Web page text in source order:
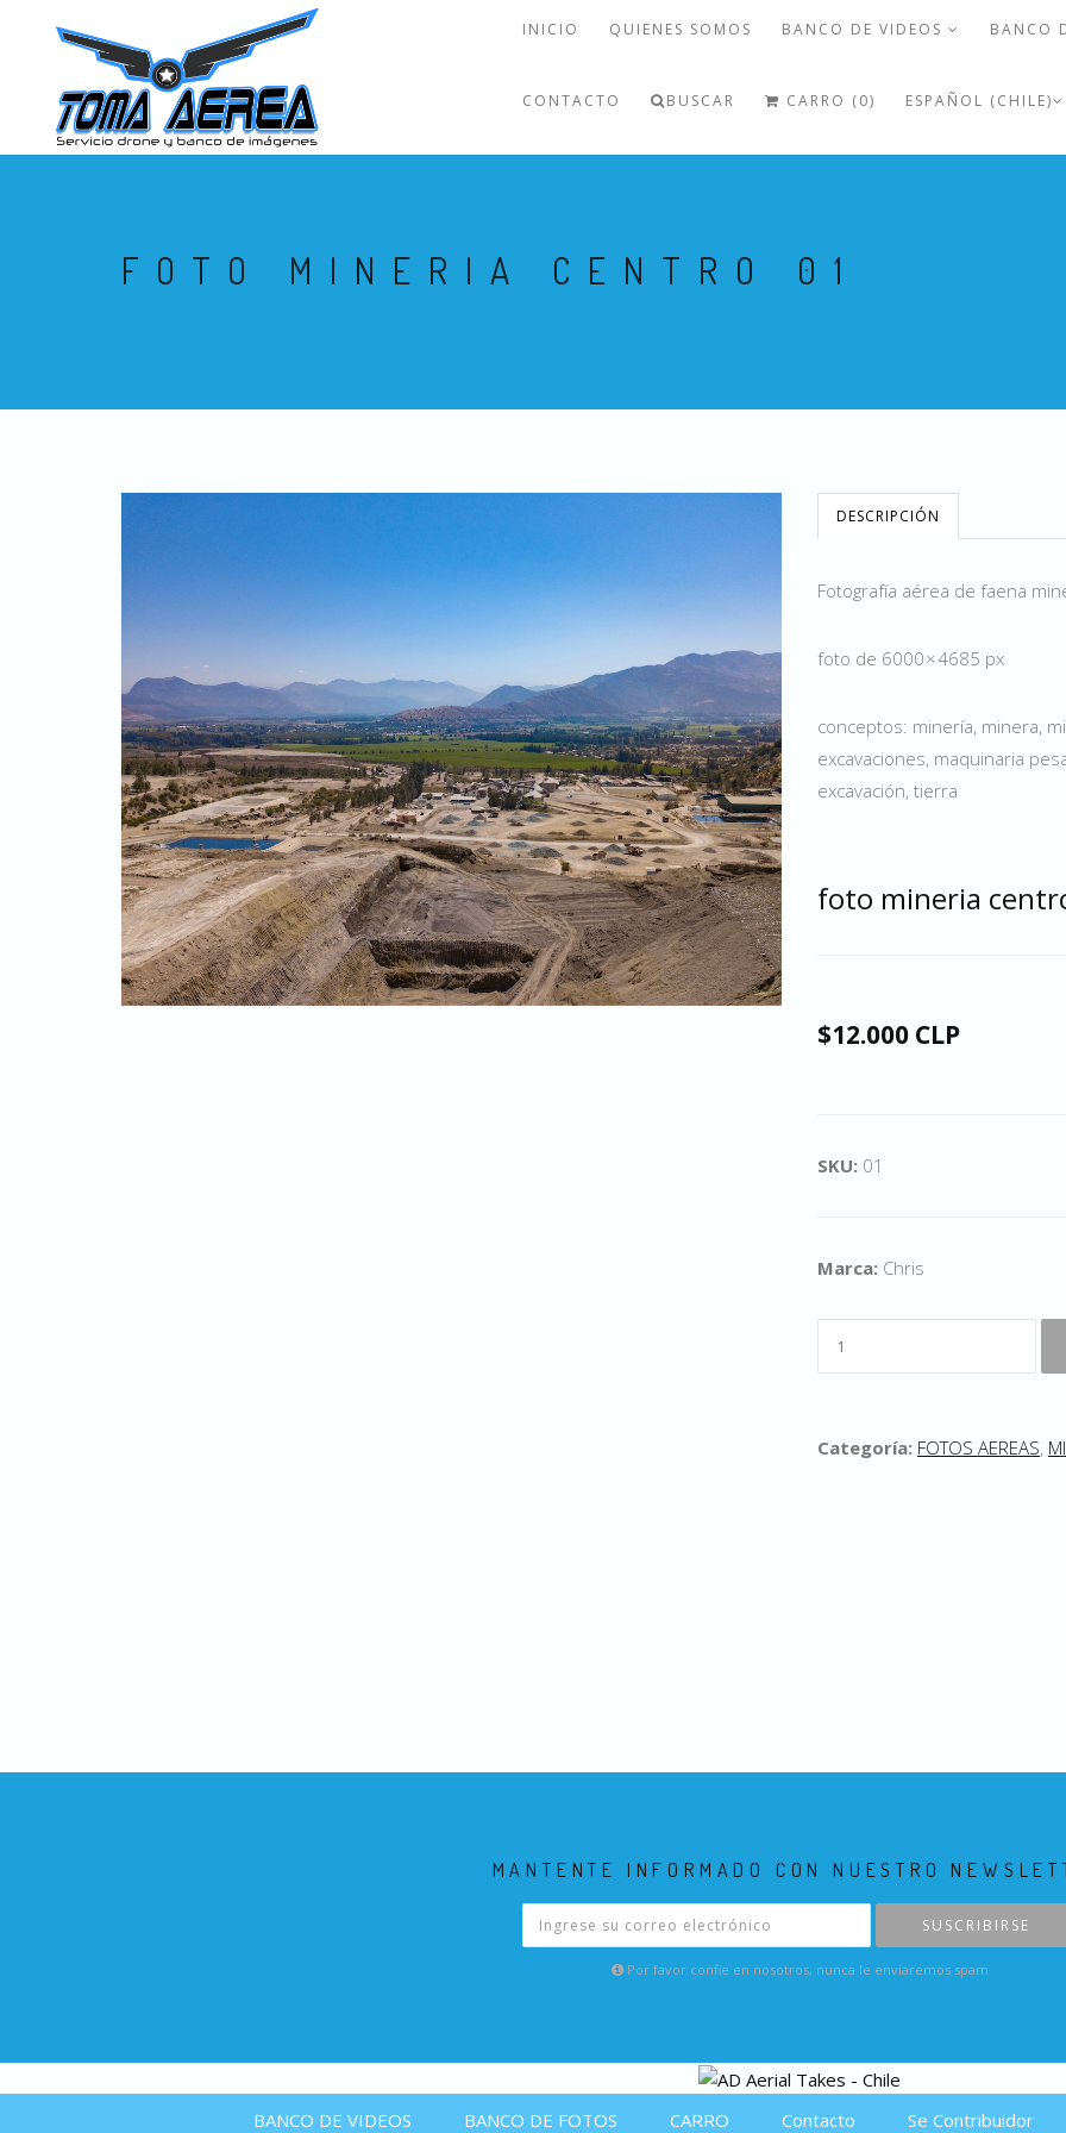
INICIO QUIENES SOMOS BANCO DE VIDEOS BANCO
CONTACTO BUSCAR CARRO (0) ESPAÑOL (CHILE)
FOTO MINERIA CENTRO 01
DESCRIPCIÓN
Fotografía aérea de faena
foto de 6000 × 4685 px
conceptos: minería, minera,
excavaciones, maquinaria
excavación, tierra
foto mineria
$12.000 CLP
SKU: 01
Marca: Chris
Categoría: FOTOS AEREAS,
MANTENTE INFORMADO CON NUESTRO
SUSCRIBIRSE
Por favor confie en nosotros, nunca le enviaremos spam
BANCO DE VIDEOS BANCO DE FOTOS CARRO Contacto Se Contribuidor